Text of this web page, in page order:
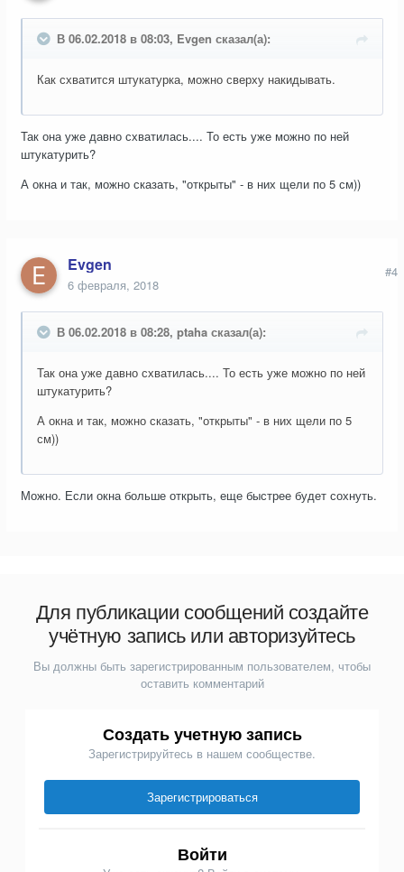
В 06.02.2018 в 08:03, Evgen сказал(а):
Как схватится штукатурка, можно сверху накидывать.
Так она уже давно схватилась.... То есть уже можно по ней
штукатурить?
А окна и так, можно сказать, "открыты" - в них щели по 5 см))
Evgen
6 февраля, 2018
#4
В 06.02.2018 в 08:28, ptaha сказал(а):
Так она уже давно схватилась.... То есть уже можно по ней
штукатурить?
А окна и так, можно сказать, "открыты" - в них щели по 5
см))
Можно. Если окна больше открыть, еще быстрее будет сохнуть.
Для публикации сообщений создайте
учётную запись или авторизуйтесь
Вы должны быть зарегистрированным пользователем, чтобы
оставить комментарий
Создать учетную запись
Зарегистрируйтесь в нашем сообществе.
Зарегистрироваться
Войти